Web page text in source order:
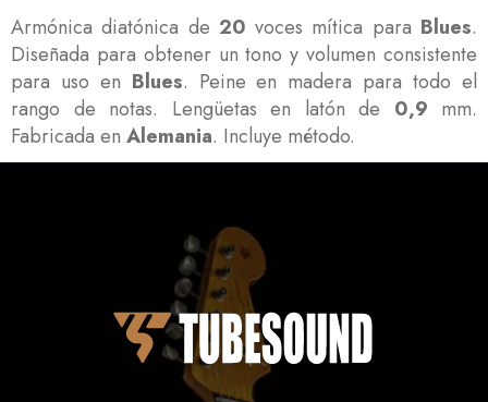
Armónica diatónica de 20 voces mítica para Blues.
Diseñada para obtener un tono y volumen consistente
para uso en Blues. Peine en madera para todo el
rango de notas. Lengüetas en latón de 0,9 mm.
Fabricada en Alemania. Incluye método.